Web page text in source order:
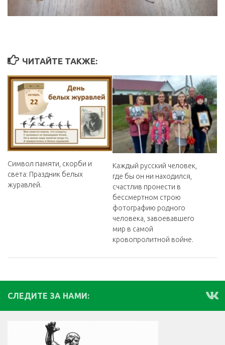
ЧИТАЙТЕ ТАКЖЕ:
️Символ памяти, скорби и
света: Праздник белых
журавлей.
Каждый русский человек,
где бы он ни находился,
счастлив пронести в
бессмертном строю
фотографию родного
человека, завоевавшего
мир в самой
кровопролитной войне.
СЛЕДИТЕ ЗА НАМИ: